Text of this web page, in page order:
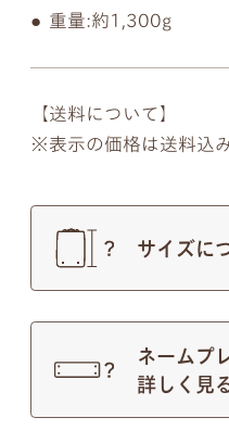
重量:約1,300g
【送料について】
表示の価格は送料込
サイズに
ネームプ
詳しく見